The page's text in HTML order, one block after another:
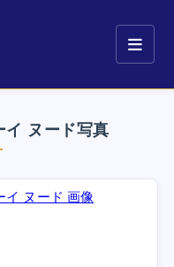
イ ヌード写真